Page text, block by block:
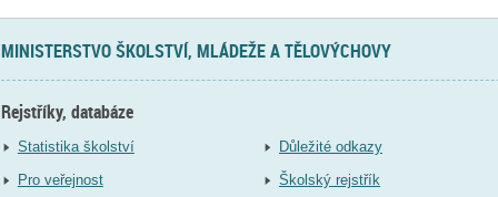
MINISTERSTVO ŠKOLSTVÍ, MLÁDEŽE A TĚLOVÝCHOVY
Rejstříky, databáze
Statistika školství
Pro veřejnost
Důležité odkazy
Školský rejstřík